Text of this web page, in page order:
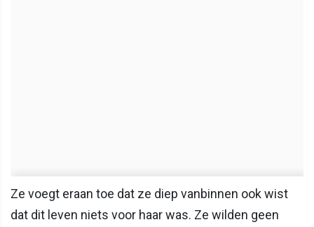
Ze voegt eraan toe dat ze diep vanbinnen ook wist
dat dit leven niets voor haar was. Ze wilden geen